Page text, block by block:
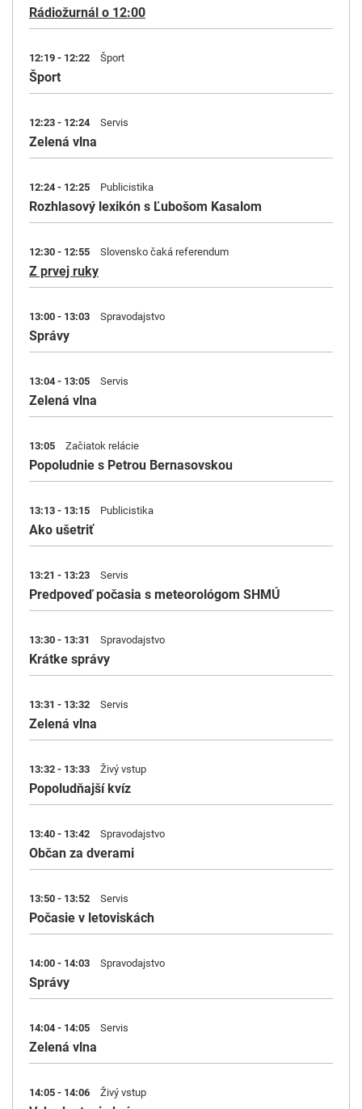
Rádiožurnál o 12:00
12:19 - 12:22 Šport
Šport
12:23 - 12:24 Servis
Zelená vlna
12:24 - 12:25 Publicistika
Rozhlasový lexikón s Ľubošom Kasalom
12:30 - 12:55 Slovensko čaká referendum
Z prvej ruky
13:00 - 13:03 Spravodajstvo
Správy
13:04 - 13:05 Servis
Zelená vlna
13:05 Začiatok relácie
Popoludnie s Petrou Bernasovskou
13:13 - 13:15 Publicistika
Ako ušetriť
13:21 - 13:23 Servis
Predpoveď počasia s meteorológom SHMÚ
13:30 - 13:31 Spravodajstvo
Krátke správy
13:31 - 13:32 Servis
Zelená vlna
13:32 - 13:33 Živý vstup
Popoludňajší kvíz
13:40 - 13:42 Spravodajstvo
Občan za dverami
13:50 - 13:52 Servis
Počasie v letoviskách
14:00 - 14:03 Spravodajstvo
Správy
14:04 - 14:05 Servis
Zelená vlna
14:05 - 14:06 Živý vstup